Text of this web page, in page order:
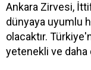
Ankara Zirvesi,
dünyaya uyumlu
olacaktır.
yetenekli ve daha